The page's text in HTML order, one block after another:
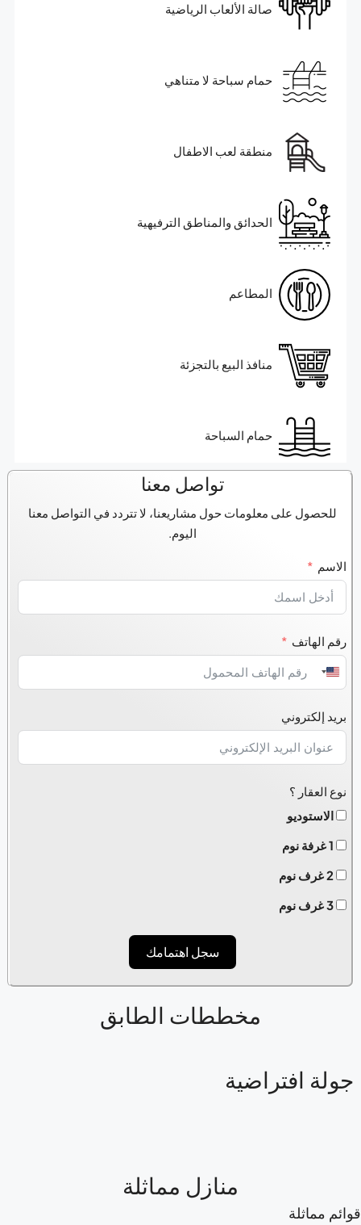
صالة الألعاب الرياضية
حمام سباحة لا متناهي
منطقة لعب الاطفال
الحدائق والمناطق الترفيهية
المطاعم
منافذ البيع بالتجزئة
حمام السباحة
تواصل معنا
للحصول على معلومات حول مشاريعنا، لا تتردد في التواصل معنا
اليوم.
الاسم
رقم الهاتف
United
+1
بريد إلكتروني
نوع العقار ؟
الاستوديو
1 غرفة نوم
2 غرف نوم
3 غرف نوم
سجل اهتمامك
مخططات الطابق
افتراضية
منازل مماثلة
مماثلة